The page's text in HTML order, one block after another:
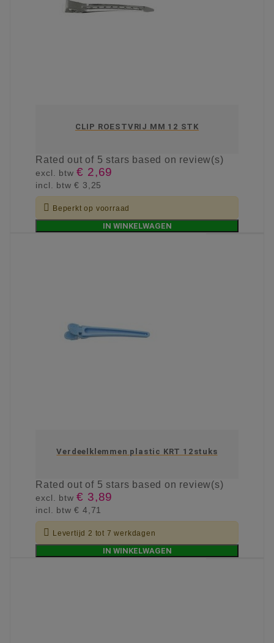
CLIP ROESTVRIJ MM 12 STK
Ratedout of 5 stars based on review(s)
excl. btw€ 2,69
incl. btw€ 3,25
 Beperkt op voorraad
IN WINKELWAGEN
Verdeelklemmen plastic KRT 12stuks
Ratedout of 5 stars based on review(s)
excl. btw€ 3,89
incl. btw€ 4,71
 Levertijd 2 tot 7 werkdagen
IN WINKELWAGEN